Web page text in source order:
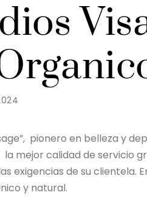
pionero en belleza y
mejor calidad de servicio
exigencias de su clientela.
y natural.